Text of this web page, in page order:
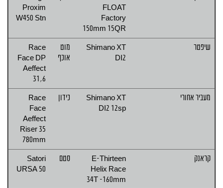
FLOAT
Factory
150mm 15QR
Proxim
W450 Stn
שיפטר
Shimano XT
DI2
מוט
אוכף
Race
Face DP
Aeffect
31,6
מעביר אחורי
Shimano XT
DI2 12sp
כידון
Race
Face
Aeffect
Riser 35
780mm
קראנק
E-Thirteen
Helix Race
34T -160mm
סטם
Satori
URSA 50